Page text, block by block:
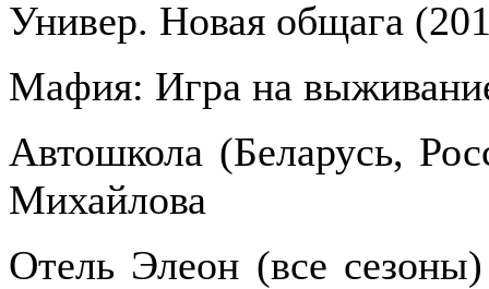
Универ. Новая общага
Мафия: Игра на
Автошкола (Беларусь,
Михайлова
Отель Элеон (все